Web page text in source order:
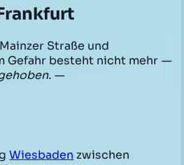
Straße und
Gefahr besteht nicht mehr —
—
Wiesbaden zwischen